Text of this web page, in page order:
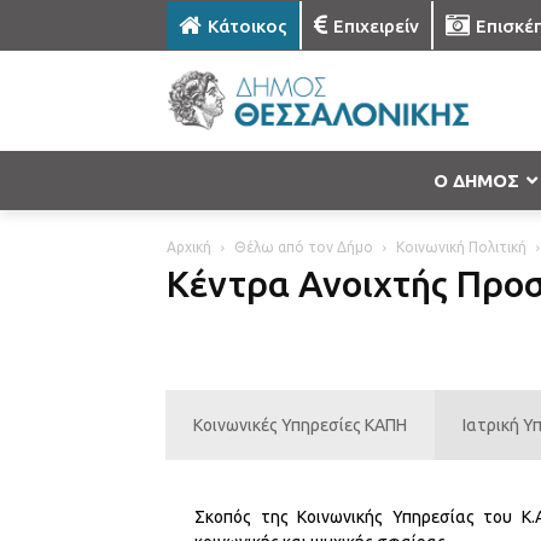
Κάτοικος Επιχειρείν
Ο ΔΗΜΟΣ
Αρχική Θέλω από τον Δήμο Κοινωνική Πολιτική
Κέντρα Ανοιχτής
Κοινωνικές Υπηρεσίες ΚΑΠΗ Ιατρική
Σκοπός της Κοινωνικής Υπηρεσίας του